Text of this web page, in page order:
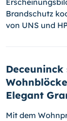
Brandschutz
von UNS und
Elegant
Mit dem